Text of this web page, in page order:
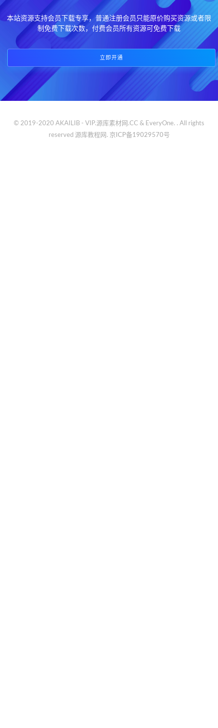
本站资源支持会员下载专享，普通注册会员只能原价购买资源或者限
制免费下载次数，付费会员所有资源可免费下载
立即开通
© 2019-2020 AKAILIB - VIP.源库素材网.CC & EveryOne. . All rights
reserved 源库教程网. 京ICP备19029570号